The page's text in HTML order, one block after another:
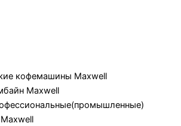
кофемашины Maxwell
Maxwell